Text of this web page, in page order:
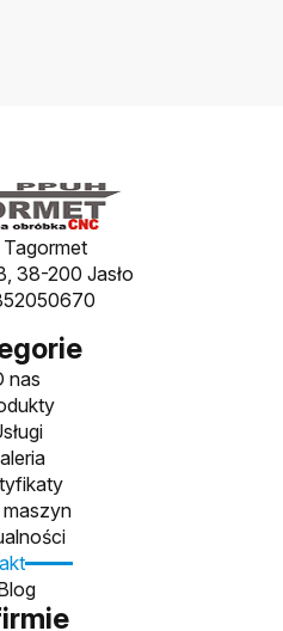
38-200 Jasło
nas
maszyn